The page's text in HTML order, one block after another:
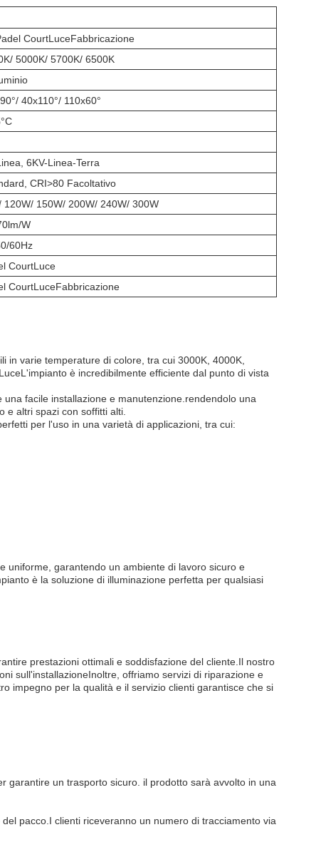
CourtLuceFabbricazione
5000K/ 5700K/ 6500K
40x110°/ 110x60°
6KV-Linea-Terra
CRI>80 Facoltativo
120W/ 150W/ 200W/ 240W/ 300W
W
60Hz
CourtLuce
CourtLuceFabbricazione
in varie temperature di colore, tra cui 3000K, 4000K,
LuceL'impianto è incredibilmente efficiente dal punto di vista
una facile installazione e manutenzione.rendendolo una
e altri spazi con soffitti alti.
per l'uso in una varietà di applicazioni, tra cui:
uniforme, garantendo un ambiente di lavoro sicuro e
è la soluzione di illuminazione perfetta per qualsiasi
prestazioni ottimali e soddisfazione del cliente.Il nostro
sull'installazioneInoltre, offriamo servizi di riparazione e
impegno per la qualità e il servizio clienti garantisce che si
garantire un trasporto sicuro. il prodotto sarà avvolto in una
pacco.I clienti riceveranno un numero di tracciamento via